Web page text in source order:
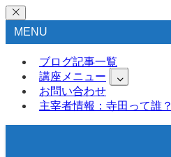
MENU
ブログ記事一覧
講座メニュー
お問い合わせ
主宰者情報：寺田って誰？